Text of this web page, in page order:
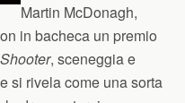
Martin McDonagh,
in bacheca un premio
, sceneggia e
si rivela come una sorta